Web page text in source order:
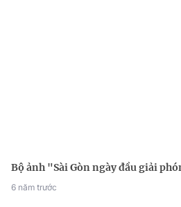
Bộ ảnh "Sài Gòn ngày đầu giải
6 năm trước